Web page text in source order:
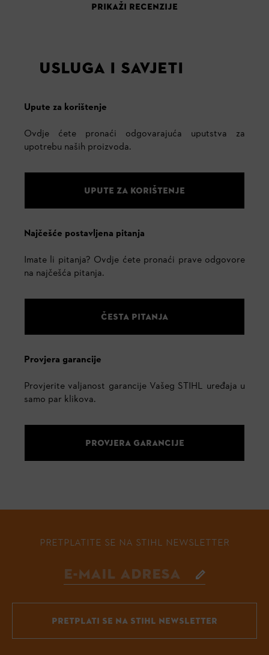
PRIKAŽI RECENZIJE
USLUGA I SAVJETI
Upute za korištenje
Ovdje ćete pronaći odgovarajuća uputstva za
upotrebu naših proizvoda.
UPUTE ZA KORIŠTENJE
Najčešće postavljena pitanja
Imate li pitanja? Ovdje ćete pronaći prave odgovore
na najčešća pitanja.
ČESTA PITANJA
Provjera garancije
Provjerite valjanost garancije Vašeg STIHL uređaja u
samo par klikova.
PROVJERA GARANCIJE
PRETPLATITE SE NA STIHL NEWSLETTER
PRETPLATI SE NA STIHL NEWSLETTER